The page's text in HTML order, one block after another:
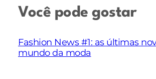
Você pode gostar
Fashion News #1: as últimas
mundo da moda